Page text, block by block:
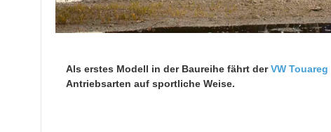
Als erstes Modell in der Baureihe fährt derVW Touareg
Antriebsarten auf sportliche Weise.